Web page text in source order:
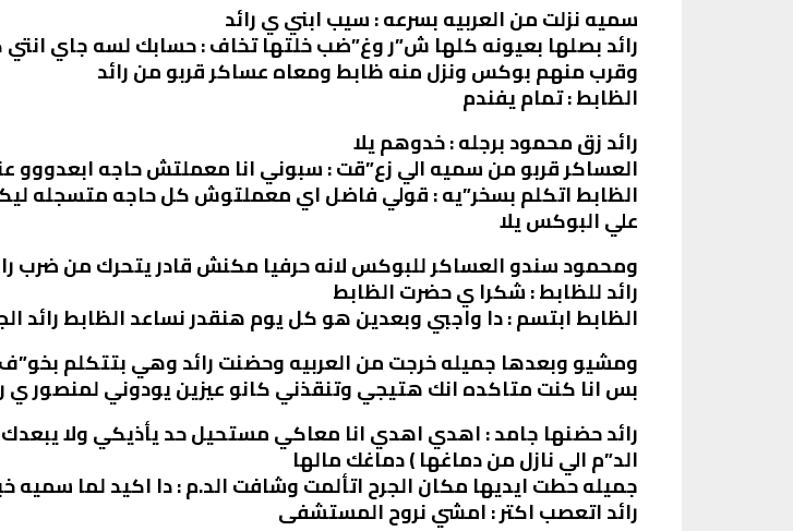
سميه نزلت من العربيه بسرعه : سيب ابني ي رائد
رائد بصلها بعيونه كلها ش”ر وغ”ضب خلتها تخاف : حسابك لسه جاي
وقرب منهم بوكس ونزل منه ظابط ومعاه عساكر قربو من رائد
الظابط : تمام يفندم
رائد زق محمود برجله : خدوهم يلا
العساكر قربو من سميه الي زع”قت : سبوني انا معملتش حاجه ابعدووو
الظابط اتكلم بسخر”يه : قولي فاضل اي معملتوش كل حاجه متسجله
علي البوكس يلا
ومحمود سندو العساكر للبوكس لانه حرفيا مكنش قادر يتحرك من ضرب
رائد للظابط : شكرا ي حضرت الظابط
الظابط ابتسم : دا واجبي وبعدين هو كل يوم هنقدر نساعد الظابط رائد
ومشيو وبعدها جميله خرجت من العربيه وحضنت رائد وهي بتتكلم
بس انا كنت متاكده انك هتيجي وتنقذني كانو عيزين يودوني لمنصور ي
رائد حضنها جامد : اهدي اهدي انا معاكي مستحيل حد يأذيكي ولا
الد”م الي نازل من دماغها ) دماغك مالها
جميله حطت ايديها مكان الجرح اتألمت وشافت الد.م : دا اكيد لما سميه
رائد اتعصب اكتر : امشي نروح المستشفى